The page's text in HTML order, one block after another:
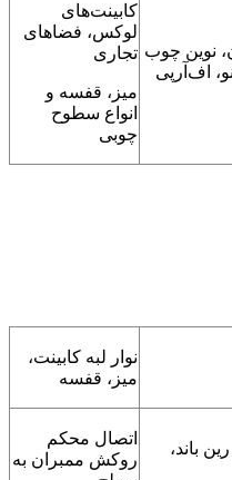
نوین چوب
اف‌آرپی
کابینت‌های
لوکس، فضاهای
تجاری
میز، قفسه و
انواع سطوح
چوبی
نوار لبه کابینت،
میز، قفسه
باند،
اتصال محکم
روکش ممبران به